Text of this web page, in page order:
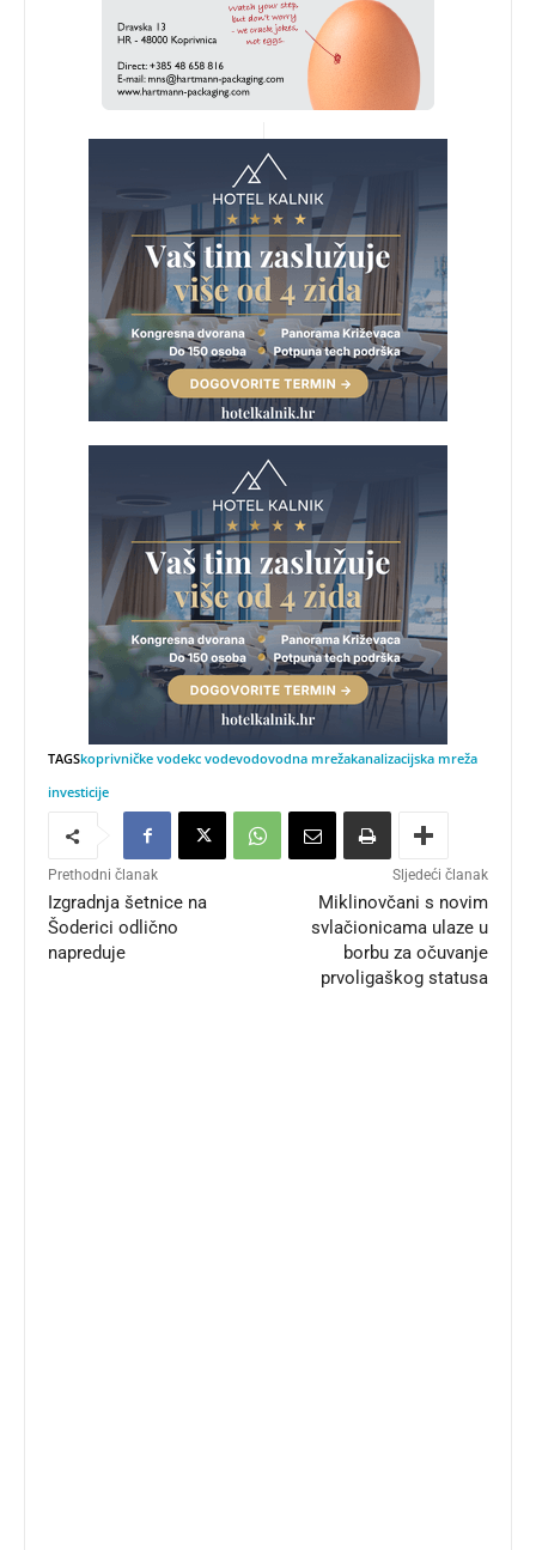
TAGSkoprivničke vodekc vodevodovodna mrežakanalizacijska mreža
investicije
Prethodni članak
Izgradnja šetnice na
Šoderici odlično
napreduje
Sljedeći članak
Miklinovčani s novim
svlačionicama ulaze u
borbu za očuvanje
prvoligaškog statusa